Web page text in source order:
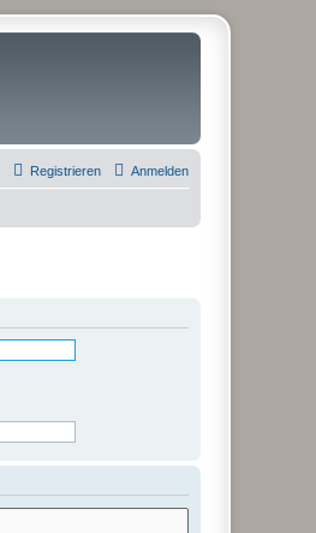
Anmelden
Registrieren